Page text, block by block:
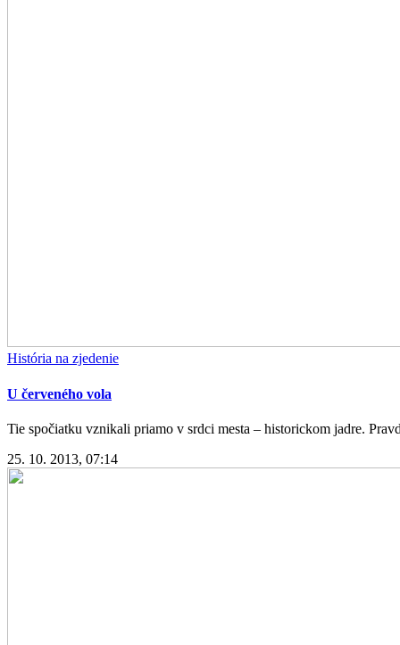
História na zjedenie
U červeného vola
Tie spočiatku vznikali priamo v srdci mesta – historickom jadre.
25. 10. 2013, 07:14